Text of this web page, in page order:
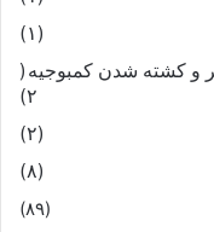
(۱)
و کشته شدن کمبوجیه (
۲)
(۲)
(۸)
(۸۹)